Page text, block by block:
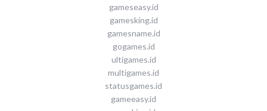
gameseasy.id
gamesking.id
gamesname.id
gogames.id
ultigames.id
multigames.id
statusgames.id
gameeasy.id